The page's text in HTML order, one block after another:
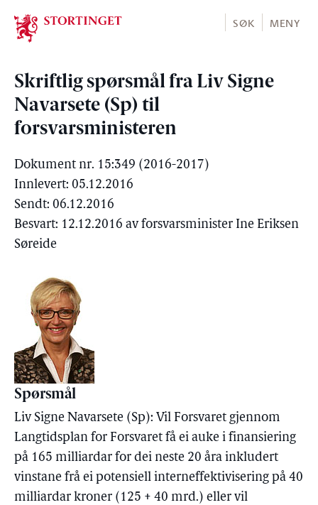
Stortinget.no
SØK MENY
Skriftlig spørsmål fra Liv Signe
Navarsete (Sp) til
forsvarsministeren
Dokument nr. 15:349 (2016-2017)
Innlevert: 05.12.2016
Sendt: 06.12.2016
Besvart: 12.12.2016 av forsvarsminister Ine Eriksen
Søreide
Spørsmål
Liv Signe Navarsete (Sp): Vil Forsvaret gjennom
Langtidsplan for Forsvaret få ei auke i finansiering
på 165 milliardar for dei neste 20 åra inkludert
vinstane frå ei potensiell interneffektivisering på 40
milliardar kroner (125 + 40 mrd.) eller vil